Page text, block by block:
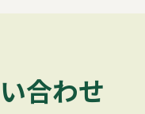
合わせ